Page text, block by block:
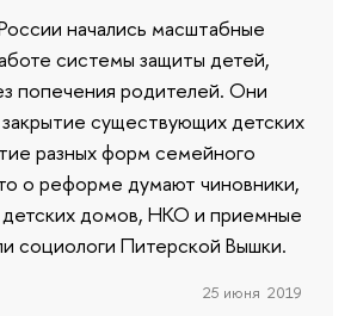
начались масштабные
системы защиты детей,
попечения родителей. Они
существующих детских
разных форм семейного
о реформе думают чиновники,
детских домов, НКО и приемные
социологи Питерской Вышки.
25 июня 2019